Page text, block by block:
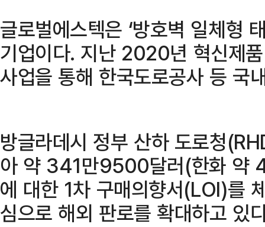
글로벌에스텍은 ‘방호벽 일체형
기업이다. 지난 2020년 혁신제
사업을 통해 한국도로공사 등 국
방글라데시 정부 산하 도로청
아 약 341만9500달러(한화 약
에 대한 1차 구매의향서(LOI)를
심으로 해외 판로를 확대하고 있